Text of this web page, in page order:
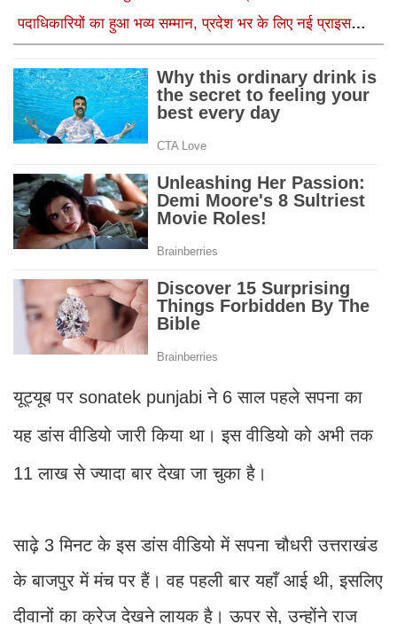
पदाधिकारियों का हुआ भव्य सम्मान, प्रदेश भर के लिए नई प्राइस
यूट्यूब पर sonatek punjabi ने 6 साल पहले सपना का
यह डांस वीडियो जारी किया था। इस वीडियो को अभी तक
11 लाख से ज्यादा बार देखा जा चुका है।
साढ़े 3 मिनट के इस डांस वीडियो में सपना चौधरी उत्तराखंड
के बाजपुर में मंच पर हैं। वह पहली बार यहाँ आई थी, इसलिए
दीवानों का क्रेज देखने लायक है। ऊपर से, उन्होंने राज